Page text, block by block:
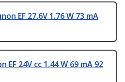
EF 27.6V 1.76 W 73 mA
EF 24V cc 1.44 W 69 mA 92